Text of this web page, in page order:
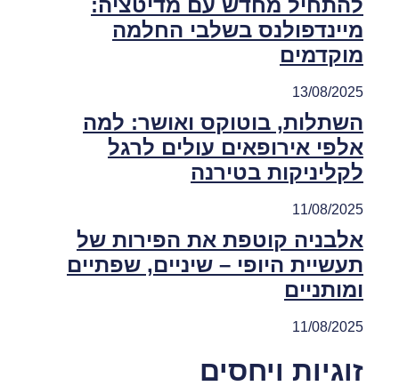
להתחיל מחדש עם מדיטציה:
מיינדפולנס בשלבי החלמה
מוקדמים
13/08/2025
השתלות, בוטוקס ואושר: למה
אלפי אירופאים עולים לרגל
לקליניקות בטירנה
11/08/2025
אלבניה קוטפת את הפירות של
תעשיית היופי – שיניים, שפתיים
ומותניים
11/08/2025
זוגיות ויחסים